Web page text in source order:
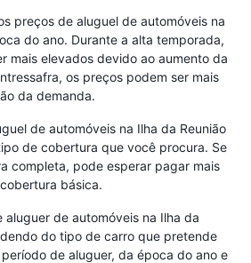
preços de aluguel de automóveis na
do ano. Durante a alta temporada,
mais elevados devido ao aumento da
os preços podem ser mais
da demanda.
de automóveis na Ilha da Reunião
de cobertura que você procura. Se
completa, pode esperar pagar mais
básica.
aluguer de automóveis na Ilha da
do tipo de carro que pretende
de aluguer, da época do ano e